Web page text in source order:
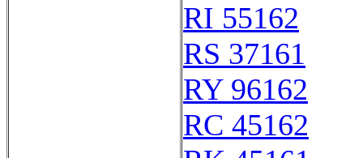
RI 55162
RS 37161
RY 96162
RC 45162